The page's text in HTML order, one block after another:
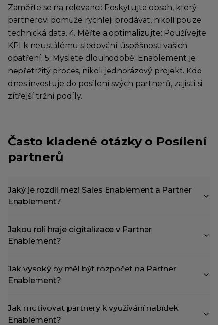
Zaměřte se na relevanci: Poskytujte obsah, který
partnerovi pomůže rychleji prodávat, nikoli pouze
technická data. 4. Měřte a optimalizujte: Používejte
KPI k neustálému sledování úspěšnosti vašich
opatření. 5. Myslete dlouhodobě: Enablement je
nepřetržitý proces, nikoli jednorázový projekt. Kdo
dnes investuje do posílení svých partnerů, zajistí si
zítřejší tržní podíly.
Často kladené otázky o Posílení
partnerů
Jaký je rozdíl mezi Sales Enablement a Partner
Enablement?
Jakou roli hraje digitalizace v Partner
Enablement?
Jak vysoký by měl být rozpočet na Partner
Enablement?
Jak motivovat partnery k využívání nabídek
Enablement?